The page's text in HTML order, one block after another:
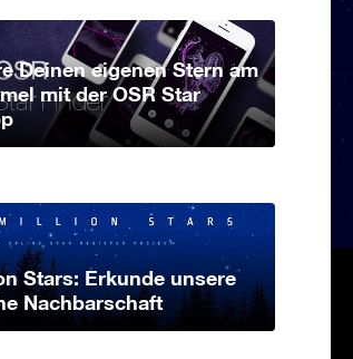
Deinen eigenen Stern am
mit der OSR Star
Stars: Erkunde unsere
Nachbarschaft